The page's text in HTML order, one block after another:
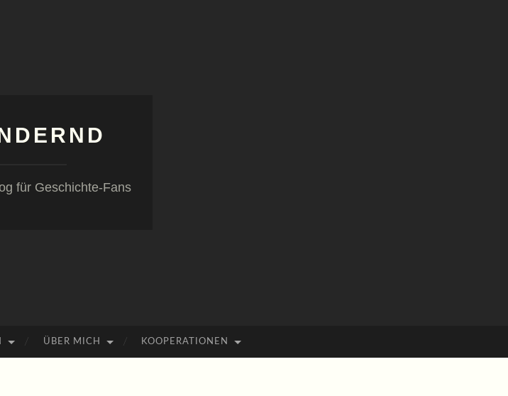
für Geschichte-Fans
ÜBER MICH KOOPERATIONEN